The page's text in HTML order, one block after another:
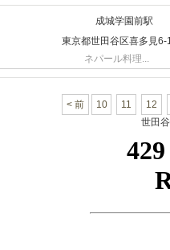
成城学園前駅
東京都世田谷区喜多見6-
ネパール料理...
< 前 10 11
12
世田